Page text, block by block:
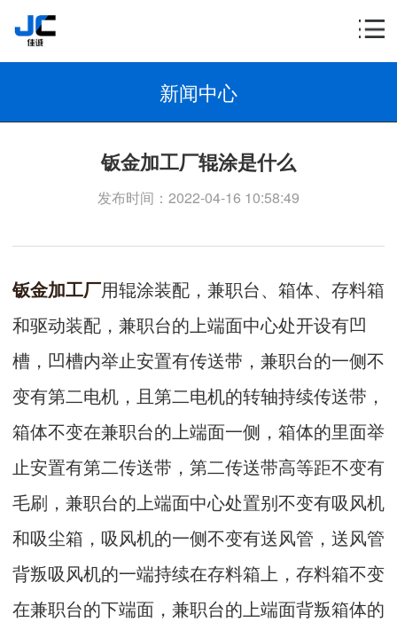
新闻中心
钣金加工厂辊涂是什么
发布时间：2022-04-16 10:58:49
钣金加工厂用辊涂装配，兼职台、箱体、存料箱
和驱动装配，兼职台的上端面中心处开设有凹
槽，凹槽内举止安置有传送带，兼职台的一侧不
变有第二电机，且第二电机的转轴持续传送带，
箱体不变在兼职台的上端面一侧，箱体的里面举
止安置有第二传送带，第二传送带高等距不变有
毛刷，兼职台的上端面中心处置别不变有吸风机
和吸尘箱，吸风机的一侧不变有送风管，送风管
背叛吸风机的一端持续在存料箱上，存料箱不变
在兼职台的下端面，兼职台的上端面背叛箱体的